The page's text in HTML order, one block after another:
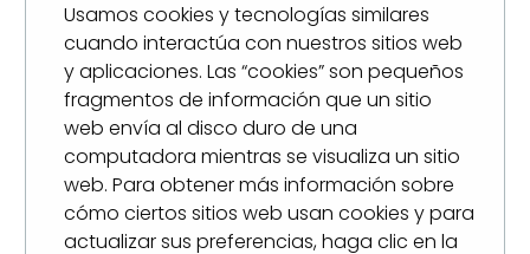
Usamos cookies y tecnologías similares
cuando interactúa con nuestros sitios web
y aplicaciones. Las “cookies” son pequeños
fragmentos de información que un sitio
web envía al disco duro de una
computadora mientras se visualiza un sitio
web. Para obtener más información sobre
cómo ciertos sitios web usan cookies y para
actualizar sus preferencias, haga clic en la